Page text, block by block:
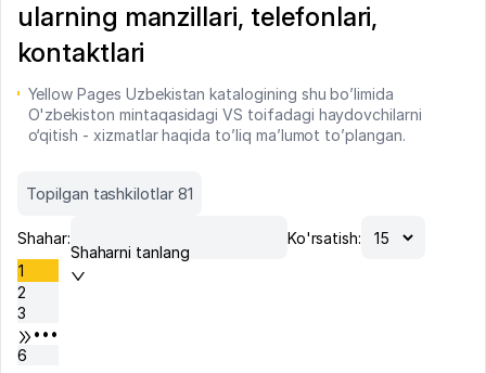
ularning manzillari, telefonlari,
kontaktlari
Yellow Pages Uzbekistan katalogining shu bo’limida
O'zbekiston mintaqasidagi VS toifadagi haydovchilarni
o‘qitish - xizmatlar haqida to’liq ma’lumot to’plangan.
Topilgan tashkilotlar 81
Shahar:
Shaharni tanlang
Ko'rsatish:
1
2
3
•••
6